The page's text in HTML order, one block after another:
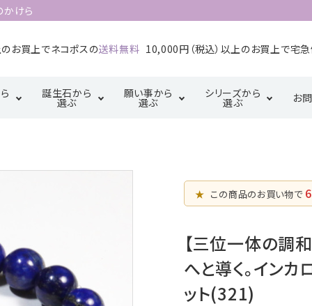
けら
お買上でネコポスの送料無料 10,000円（税込）以上のお買上で宅
誕生石から
選ぶ
6月誕生石
願い事から
選ぶ
恋愛・結婚・愛情 幸運系
シリーズから
選ぶ
和】
智】
お
★ この商品のお買い物で
【三位一体の調
へと導く。イン
ット(321)